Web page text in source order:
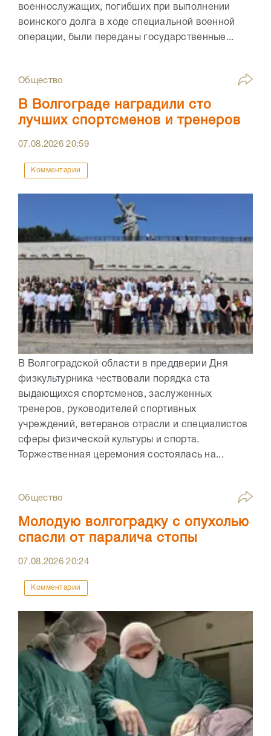
военнослужащих, погибших при выполнении
воинского долга в ходе специальной военной
операции, были переданы государственные...
Общество
В Волгограде наградили сто
лучших спортсменов и тренеров
07.08.202620:59
Комментарии
В Волгоградской области в преддверии Дня
физкультурника чествовали порядка ста
выдающихся спортсменов, заслуженных
тренеров, руководителей спортивных
учреждений, ветеранов отрасли и специалистов
сферы физической культуры и спорта.
Торжественная церемония состоялась на...
Общество
Молодую волгоградку с опухолью
спасли от паралича стопы
07.08.202620:24
Комментарии